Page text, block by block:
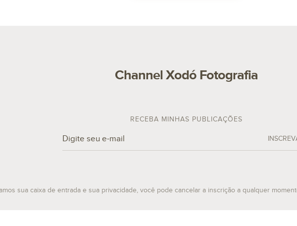
Channel Xodó Fotografia
RECEBA MINHAS PUBLICAÇÕES
sua caixa de entrada e sua privacidade, você pode cancelar a inscrição a qualquer